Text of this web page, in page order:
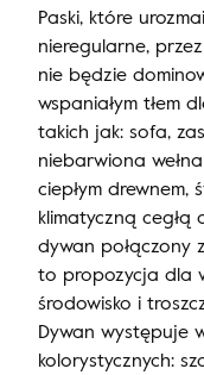
Paski, które
nieregularne,
nie będzie
wspaniałym tłem
takich jak: sofa,
niebarwiona
ciepłym drewnem,
klimatyczną cegłą
dywan połączony
to propozycja dla
środowisko i
Dywan występuje
kolorystycznych: